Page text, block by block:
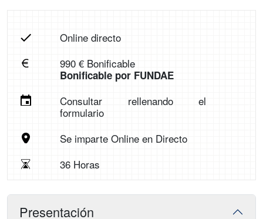
Online directo
990 € Bonificable
Bonificable por FUNDAE
Consultar rellenando el
formulario
Se imparte Online en Directo
36 Horas
Presentación